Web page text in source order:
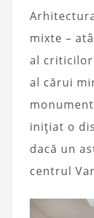
mixte –
al
al cărui
inițiat o
dacă un
centrul